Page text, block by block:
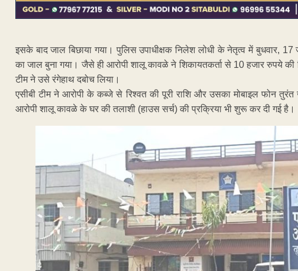
इसके बाद जाल बिछाया गया। पुलिस उपाधीक्षक निलेश लोधी के नेतृत्व में बुधवार, 17
का जाल बुना गया। जैसे ही आरोपी शालू कावळे ने शिकायतकर्ता से 10 हजार रुपये की
टीम ने उसे रंगेहाथ दबोच लिया।
एसीबी टीम ने आरोपी के कब्जे से रिश्वत की पूरी राशि और उसका मोबाइल फोन तुरंत
आरोपी शालू कावळे के घर की तलाशी (हाउस सर्च) की प्रक्रिया भी शुरू कर दी गई है।